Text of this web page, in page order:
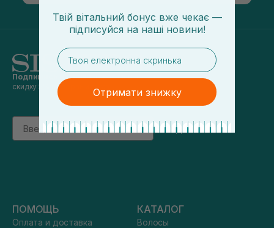
Подпишись на наши новостии получай
скидку 5% на первый заказ
Email
підписатись
ПОМОЩЬ
Оплата и доставка
КАТАЛОГ
Волосы
Твій вітальний бонус вже чекає —
підписуйся на наші новини!
email
Отримати знижку